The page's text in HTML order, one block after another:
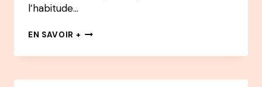
l’habitude…
EN SAVOIR + #31
–
MOUGENOT